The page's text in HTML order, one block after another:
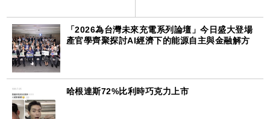
「2026為台灣未來充電系列論壇」今日盛大登場
產官學齊聚探討AI經濟下的能源自主與金融解方
哈根達斯72%比利時巧克力上市